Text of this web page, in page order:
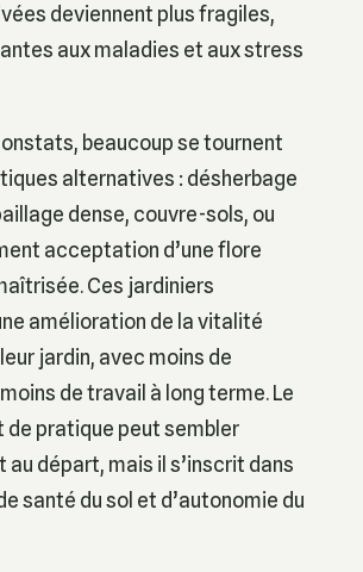
deviennent plus fragiles,
aux maladies et aux stress
beaucoup se tournent
alternatives : désherbage
dense, couvre-sols, ou
acceptation d’une flore
Ces jardiniers
amélioration de la vitalité
jardin, avec moins de
de travail à long terme. Le
de pratique peut sembler
départ, mais il s’inscrit dans
santé du sol et d’autonomie du